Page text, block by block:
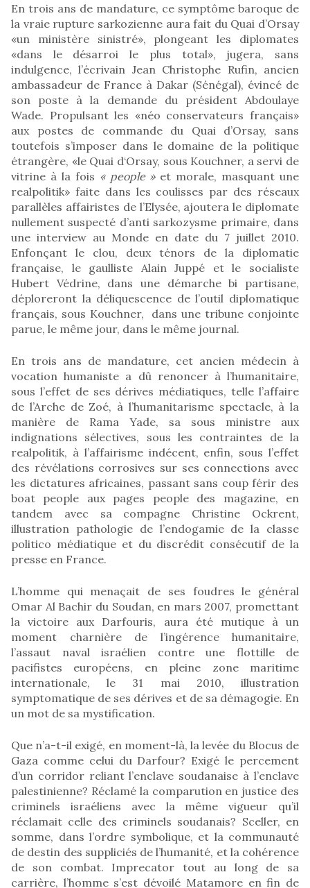
En trois ans de mandature, ce symptôme baroque de
la vraie rupture sarkozienne aura fait du Quai d’Orsay
«un ministère sinistré», plongeant les diplomates
«dans le désarroi le plus total», jugera, sans
indulgence, l’écrivain Jean Christophe Rufin, ancien
ambassadeur de France à Dakar (Sénégal), évincé de
son poste à la demande du président Abdoulaye
Wade. Propulsant les «néo conservateurs français»
aux postes de commande du Quai d’Orsay, sans
toutefois s’imposer dans le domaine de la politique
étrangère, «le Quai d‘Orsay, sous Kouchner, a servi de
vitrine à la fois « people »et morale, masquant une
realpolitik» faite dans les coulisses par des réseaux
parallèles affairistes de l’Elysée, ajoutera le diplomate
nullement suspecté d’anti sarkozysme primaire, dans
une interview au Monde en date du 7 juillet 2010.
Enfonçant le clou, deux ténors de la diplomatie
française, le gaulliste Alain Juppé et le socialiste
Hubert Védrine, dans une démarche bi partisane,
déploreront la déliquescence de l’outil diplomatique
français, sous Kouchner, dans une tribune conjointe
parue, le même jour, dans le même journal.
En trois ans de mandature, cet ancien médecin à
vocation humaniste a dû renoncer à l’humanitaire,
sous l’effet de ses dérives médiatiques, telle l’affaire
de l’Arche de Zoé, à l’humanitarisme spectacle, à la
manière de Rama Yade, sa sous ministre aux
indignations sélectives, sous les contraintes de la
realpolitik, à l’affairisme indécent, enfin, sous l’effet
des révélations corrosives sur ses connections avec
les dictatures africaines, passant sans coup férir des
boat people aux pages people des magazine, en
tandem avec sa compagne Christine Ockrent,
illustration pathologie de l’endogamie de la classe
politico médiatique et du discrédit consécutif de la
presse en France.
L’homme qui menaçait de ses foudres le général
Omar Al Bachir du Soudan, en mars 2007, promettant
la victoire aux Darfouris, aura été mutique à un
moment charnière de l’ingérence humanitaire,
l’assaut naval israélien contre une flottille de
pacifistes européens, en pleine zone maritime
internationale, le 31 mai 2010, illustration
symptomatique de ses dérives et de sa démagogie. En
un mot de sa mystification.
Que n’a-t-il exigé, en moment-là, la levée du Blocus de
Gaza comme celui du Darfour? Exigé le percement
d’un corridor reliant l’enclave soudanaise à l’enclave
palestinienne? Réclamé la comparution en justice des
criminels israéliens avec la même vigueur qu’il
réclamait celle des criminels soudanais? Sceller, en
somme, dans l’ordre symbolique, et la communauté
de destin des suppliciés de l’humanité, et la cohérence
de son combat. Imprecator tout au long de sa
carrière, l’homme s’est dévoilé Matamore en fin de